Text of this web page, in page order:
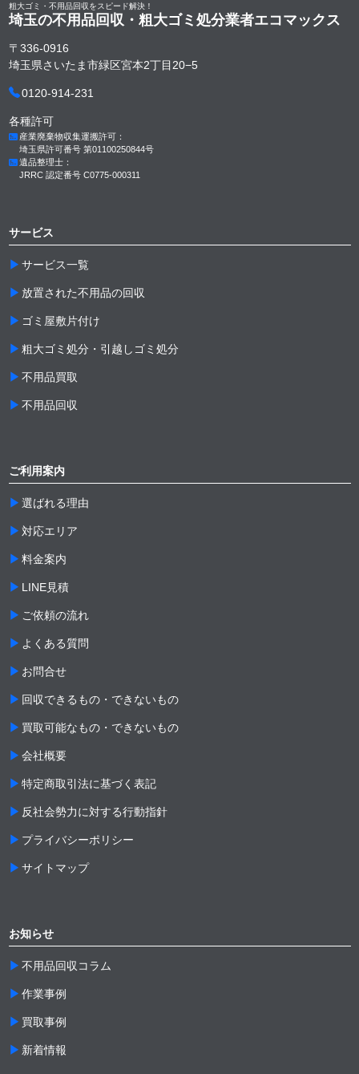
粗大ゴミ・不用品回収をスピード解決！
埼玉の不用品回収・粗大ゴミ処分業者エコマックス
〒336-0916
埼玉県さいたま市緑区宮本2丁目20−5
0120-914-231
各種許可
産業廃棄物収集運搬許可：
埼玉県許可番号 第01100250844号
遺品整理士：
JRRC 認定番号 C0775-000311
サービス
サービス一覧
放置された不用品の回収
ゴミ屋敷片付け
粗大ゴミ処分・引越しゴミ処分
不用品買取
不用品回収
ご利用案内
選ばれる理由
対応エリア
料金案内
LINE見積
ご依頼の流れ
よくある質問
お問合せ
回収できるもの・できないもの
買取可能なもの・できないもの
会社概要
特定商取引法に基づく表記
反社会勢力に対する行動指針
プライバシーポリシー
サイトマップ
お知らせ
不用品回収コラム
作業事例
買取事例
新着情報